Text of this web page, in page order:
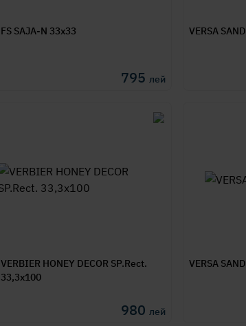
FS SAJA-N 33x33
795 лей
VERSA
VERBIER HONEY DECOR SP.Rect.
33,3x100
980 лей
VERSA